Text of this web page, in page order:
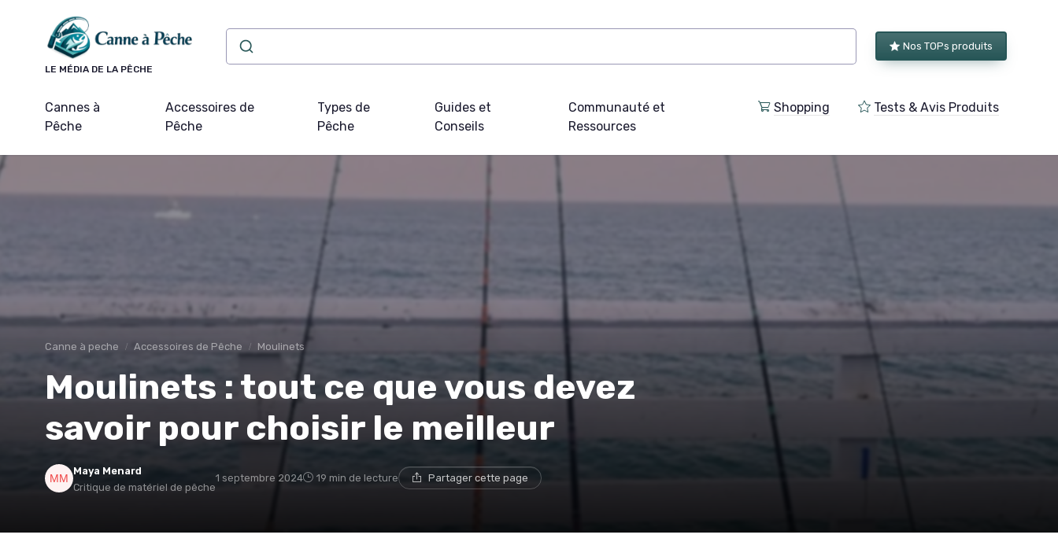
LE MÉDIA DE LA PÊCHE
Nos TOPs produits
Cannes à
Pêche
Accessoires de
Pêche
Types de
Pêche
Guides et
Conseils
Communauté et
Ressources
Shopping Tests & Avis Produits
Canne à peche Accessoires de Pêche Moulinets
Moulinets : tout ce que vous devez
savoir pour choisir le meilleur
Maya Menard
Critique de matériel de pêche
1 septembre 2024 19 min de lecture Partager cette page